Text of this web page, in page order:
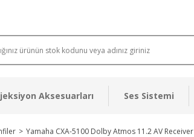
Aksesuarları Ses Sistemi
Yamaha CXA-5100 Dolby Atmos 11.2 AV Receiver